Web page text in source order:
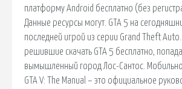
платформу Android бесплатно (без
Данные ресурсы могут. GTA 5 на
последней игрой из серии Grand Theft
решившие скачать GTA 5 бесплатно,
вымышленный город Лос-Сантос.
GTA V: The Manual – это официальное